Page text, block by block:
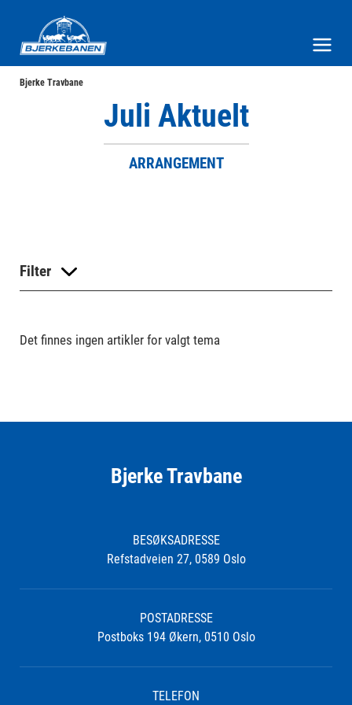
Bjerke Travbane
Juli Aktuelt
ARRANGEMENT
Filter
Det finnes ingen artikler for valgt tema
Bjerke Travbane
BESØKSADRESSE
Refstadveien 27, 0589 Oslo
POSTADRESSE
Postboks 194 Økern, 0510 Oslo
TELEFON